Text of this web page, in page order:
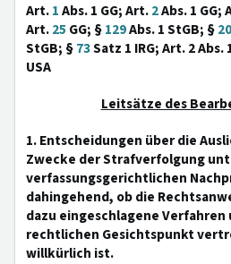
Art.1Abs. 1 GG; Art.2Abs. 1 GG;
Art.25 GG; §129Abs. 1 StGB; §
StGB; §73Satz 1 IRG; Art. 2
USA
Leitsätze des
1. Entscheidungen über die
Zwecke der Strafverfolgung
verfassungsgerichtlichen
dahingehend, ob die
dazu eingeschlagene
rechtlichen Gesichtspunkt
willkürlich ist.